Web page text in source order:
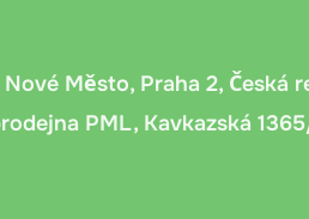
Město, Praha 2, Česká
PML, Kavkazská